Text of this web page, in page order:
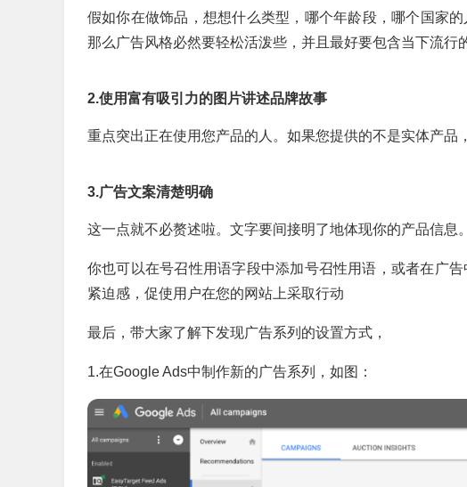
假如你在做饰品，想想什么类型，哪个年龄段，哪个国家
那么广告风格必然要轻松活泼些，并且最好要包含当下流行
2.使用富有吸引力的图片讲述品牌故事
重点突出正在使用您产品的人。如果您提供的不是实体产品
3.广告文案清楚明确
这一点就不必赘述啦。文字要间接明了地体现你的产品信息。
你也可以在号召性用语字段中添加号召性用语，或者在广
紧迫感，促使用户在您的网站上采取行动
最后，带大家了解下发现广告系列的设置方式，
1.在Google Ads中制作新的广告系列，如图：